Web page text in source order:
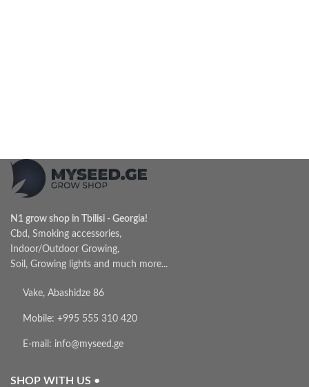
N1 grow shop in Tbilisi - Georgia!
Cbd, Smoking accessories,
Indoor/Outdoor Growing,
Soil, Growing lights and much more...
Vake, Abashidze 86
Mobile: +995 555 310 420
E-mail: info@myseed.ge
SHOP WITH US •